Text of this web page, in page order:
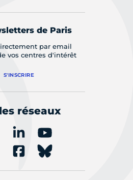
de Paris
par email
vos centres d'intérêt
S'INSCRIRE
réseaux